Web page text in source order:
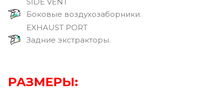
Боковые воздухозаборники.
EXHAUST PORT
Задние экстракторы.
РАЗМЕРЫ: